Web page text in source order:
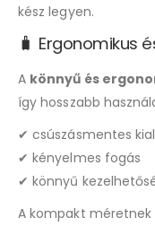
kész legyen.
🧳 Ergonomikus
A könnyű és
így hosszabb
✔ csúszásmentes
✔ kényelmes fogás
✔ könnyű
A kompakt